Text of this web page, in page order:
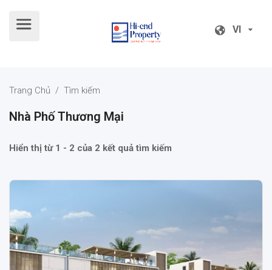
VI
VI
Trang Chủ / Tìm kiếm
Nhà Phố Thương Mại
Hiển thị từ 1 - 2 của 2 kết quả tìm kiếm